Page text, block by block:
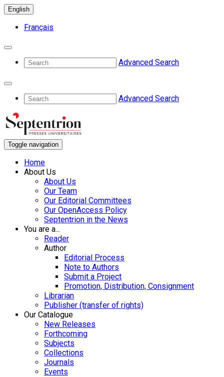
English
Français
Advanced Search
Advanced Search
Toggle navigation
Home
About Us
About Us
Our Team
Our Editorial Committees
Our OpenAccess Policy
Septentrion in the News
You are a...
Reader
Author
Editorial Process
Note to Authors
Submit a Project
Promotion, Distribution, Consignment
Librarian
Publisher (transfer of rights)
Our Catalogue
New Releases
Forthcoming
Subjects
Collections
Journals
Events